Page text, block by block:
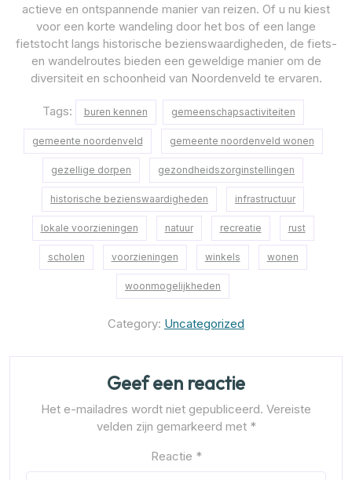
actieve en ontspannende manier van reizen. Of u nu kiest
voor een korte wandeling door het bos of een lange
fietstocht langs historische bezienswaardigheden, de fiets-
en wandelroutes bieden een geweldige manier om de
diversiteit en schoonheid van Noordenveld te ervaren.
Tags: buren kennen gemeenschapsactiviteiten
gemeente noordenveld gemeente noordenveld wonen
gezellige dorpen gezondheidszorginstellingen
historische bezienswaardigheden infrastructuur
lokale voorzieningen natuur recreatie rust
scholen voorzieningen winkels wonen
woonmogelijkheden
Category: Uncategorized
Geef een reactie
Het e-mailadres wordt niet gepubliceerd. Vereiste
velden zijn gemarkeerd met *
Reactie *